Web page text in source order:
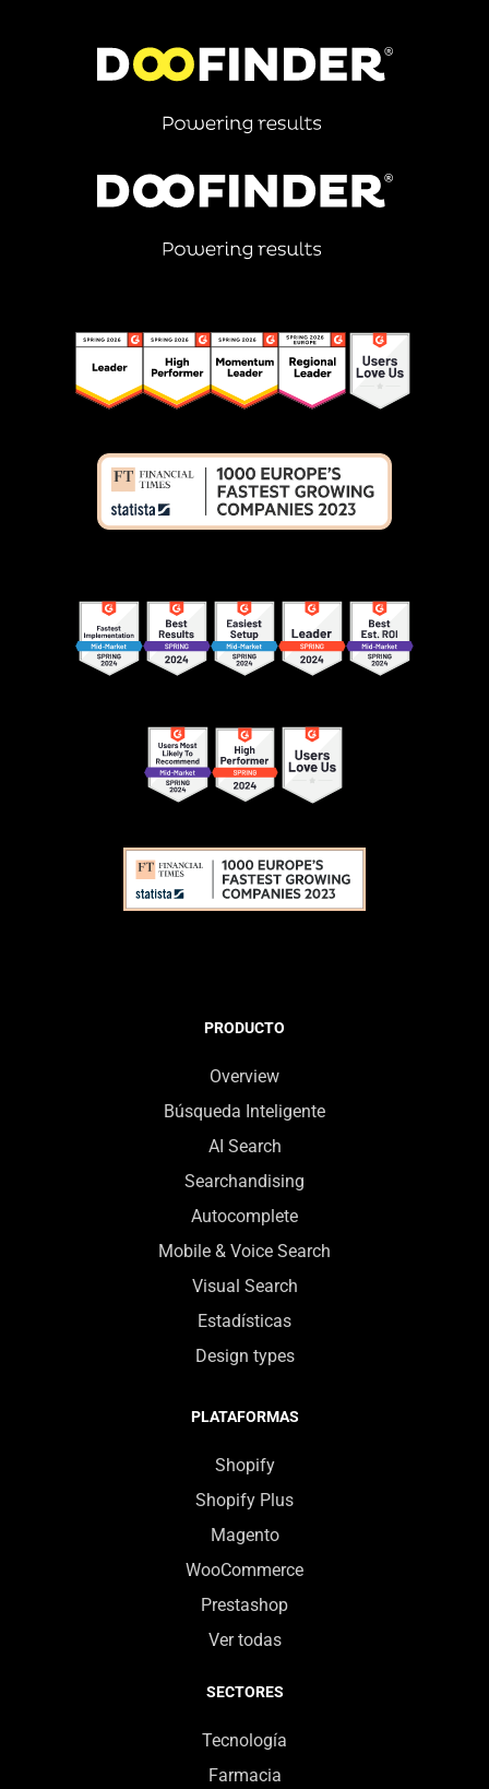
PRODUCTO
Overview
Búsqueda Inteligente
AI Search
Searchandising
Autocomplete
Mobile & Voice Search
Visual Search
Estadísticas
Design types
PLATAFORMAS
Shopify
Shopify Plus
Magento
WooCommerce
Prestashop
Ver todas
SECTORES
Tecnología
Farmacia